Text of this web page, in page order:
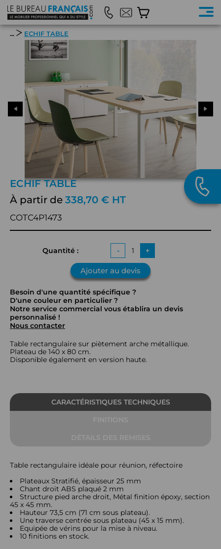
... ECHIF TABLE
ECHIF TABLE
À partir de 338,70 € HT
COTC4P1473
Quantité : - +
Ajouter au devis
Besoin d'une quantité spécifique ?
D'une couleur en particulier ?
Notre service commercial vous établira un devis
personnalisé !
Nous contacter
Table rectangulaire sur piètement arche métallique.
Plateau de 140 x 80 cm.
Disponible également en version haute.
CARACTÉRISTIQUES TECHNIQUES
Table rectangulaire idéale pour réunion, réfectoire
Plateaux Stratifié, épaisseur 25 mm
Chant droit ABS plaqué 2 mm
Structure pied arche droit, Métal finition époxy, section
45 x 45 mm.
Hauteur 73,5 cm (71 cm sous plateau).
Une traverse centrée sous plateau (45 x 15 mm).
Equipée de vérins pour la mise à niveau.
10 finitions en stock.